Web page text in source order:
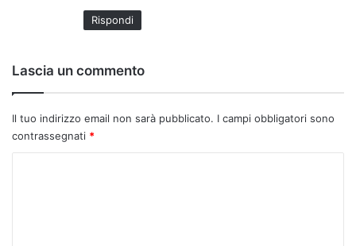
Rispondi
Lascia un commento
Il tuo indirizzo email non sarà pubblicato. I campi obbligatori sono
contrassegnati *